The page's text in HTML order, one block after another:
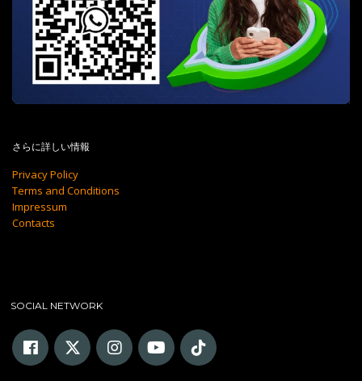
さらに詳しい情報
Privacy Policy
Terms and Conditions
Impressum
Contacts
SOCIAL NETWORK